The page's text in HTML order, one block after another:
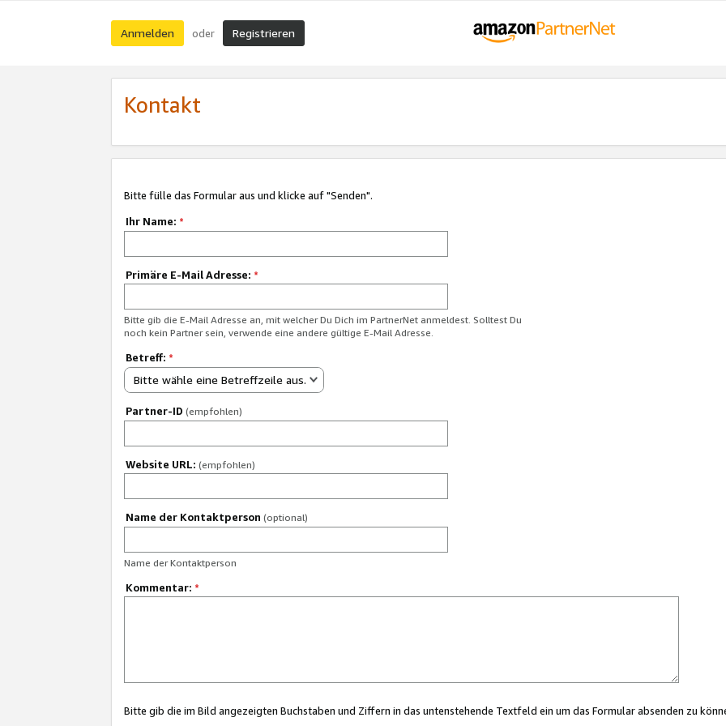
Anmelden oder Registrieren
Kontakt
Bitte fülle das Formular aus und klicke auf "Senden".
Ihr Name: *
Primäre E-Mail Adresse: *
Bitte gib die E-Mail Adresse an, mit welcher Du Dich im PartnerNet anmeldest. Solltest Du
noch kein Partner sein, verwende eine andere gültige E-Mail Adresse.
Betreff: *
Bitte wähle eine Betreffzeile aus.
Partner-ID (empfohlen)
Website URL: (empfohlen)
Name der Kontaktperson (optional)
Name der Kontaktperson
Kommentar: *
Bitte gib die im Bild angezeigten Buchstaben und Ziffern in das untenstehende Textfeld ein um das Formular absenden zu